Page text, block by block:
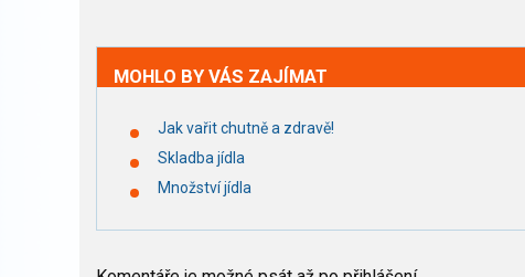
MOHLO BY VÁS ZAJÍMAT
Jak vařit chutně a zdravě!
Skladba jídla
Množství jídla